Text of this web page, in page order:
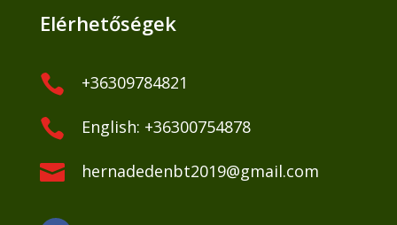
Elérhetőségek
 +36309784821
 English: +36300754878
 hernadedenbt2019@gmail.com